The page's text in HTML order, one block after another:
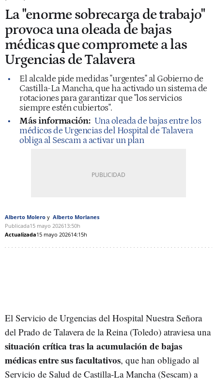
La "enorme sobrecarga de trabajo"
provoca una oleada de bajas
médicas que compromete a las
Urgencias de Talavera
El alcalde pide medidas "urgentes" al Gobierno de
Castilla-La Mancha, que ha activado un sistema de
rotaciones para garantizar que "los servicios
siempre estén cubiertos".
Más información: Una oleada de bajas entre los
médicos de Urgencias del Hospital de Talavera
obliga al Sescam a activar un plan
Alberto Molero
Alberto Morlanes
Publicada15 mayo 202613:50h
Actualizada15 mayo 202614:15h
El Servicio de Urgencias del Hospital Nuestra Señora
del Prado de Talavera de la Reina (Toledo) atraviesa una
situación crítica tras la acumulación de bajas
médicas entre sus facultativos, que han obligado al
Servicio de Salud de Castilla-La Mancha (Sescam) a